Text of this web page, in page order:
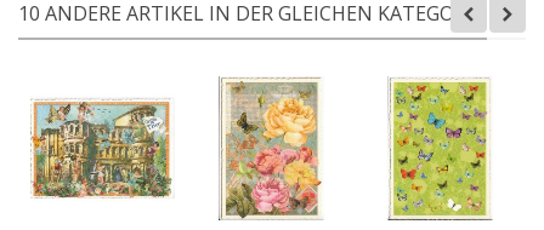
10 ANDERE ARTIKEL IN DER GLEICHEN KATEGORIE: